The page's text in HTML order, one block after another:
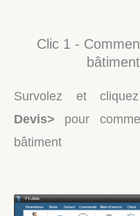
Clic 1 -
Survolez et
Devis> pour
bâtiment